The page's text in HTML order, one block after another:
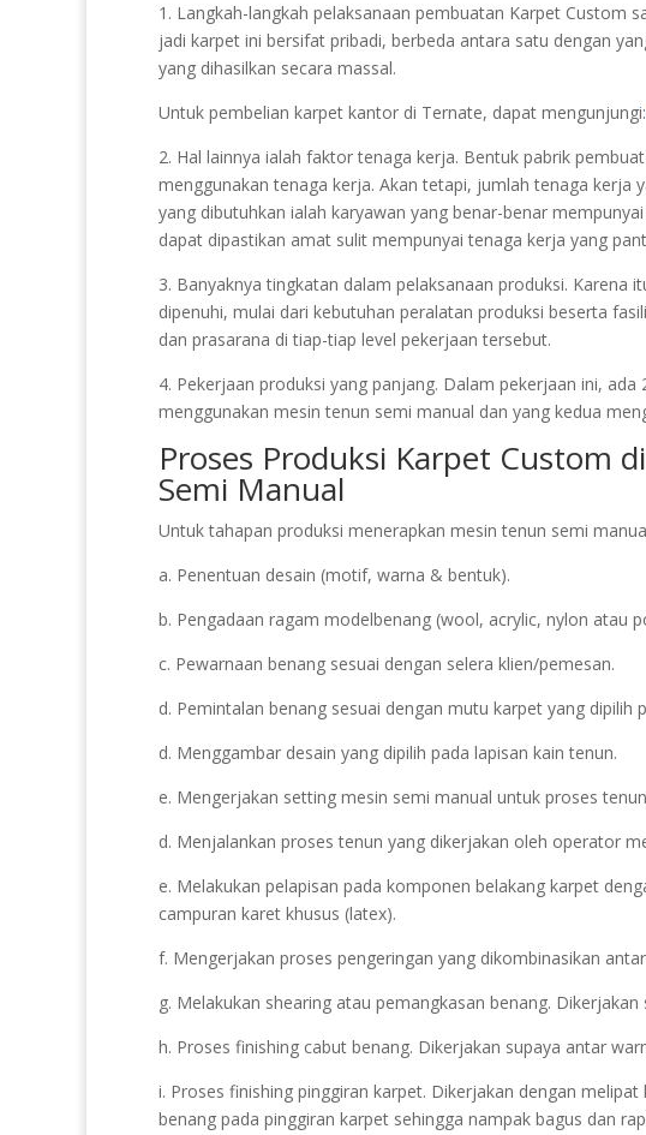
1. Langkah-langkah pelaksanaan pembuatan Karpet Custom
jadi karpet ini bersifat pribadi, berbeda antara satu dengan
yang dihasilkan secara massal.
Untuk pembelian karpet kantor di Ternate, dapat mengunjungi:
2. Hal lainnya ialah faktor tenaga kerja. Bentuk pabrik
menggunakan tenaga kerja. Akan tetapi, jumlah tenaga kerja
yang dibutuhkan ialah karyawan yang benar-benar
dapat dipastikan amat sulit mempunyai tenaga kerja yang
3. Banyaknya tingkatan dalam pelaksanaan produksi.
dipenuhi, mulai dari kebutuhan peralatan produksi beserta
dan prasarana di tiap-tiap level pekerjaan tersebut.
4. Pekerjaan produksi yang panjang. Dalam pekerjaan ini,
menggunakan mesin tenun semi manual dan yang kedua
Proses Produksi Karpet Custom
Semi Manual
Untuk tahapan produksi menerapkan mesin tenun semi
a. Penentuan desain (motif, warna & bentuk).
b. Pengadaan ragam modelbenang (wool, acrylic, nylon atau
c. Pewarnaan benang sesuai dengan selera klien/pemesan.
d. Pemintalan benang sesuai dengan mutu karpet yang dipilih
d. Menggambar desain yang dipilih pada lapisan kain tenun.
e. Mengerjakan setting mesin semi manual untuk proses
d. Menjalankan proses tenun yang dikerjakan oleh operator
e. Melakukan pelapisan pada komponen belakang karpet
campuran karet khusus (latex).
f. Mengerjakan proses pengeringan yang dikombinasikan
g. Melakukan shearing atau pemangkasan benang.
h. Proses finishing cabut benang. Dikerjakan supaya antar
i. Proses finishing pinggiran karpet. Dikerjakan dengan
benang pada pinggiran karpet sehingga nampak bagus dan